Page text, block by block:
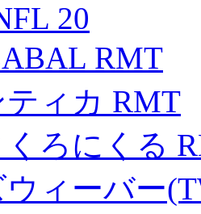
20
RMT
ィカ RMT
ろにくる
ィーバー